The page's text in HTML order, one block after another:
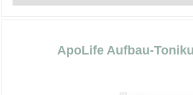
ApoLife Aufbau-